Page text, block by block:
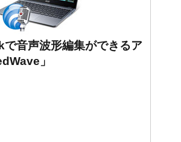
音声波形編集ができるア
」